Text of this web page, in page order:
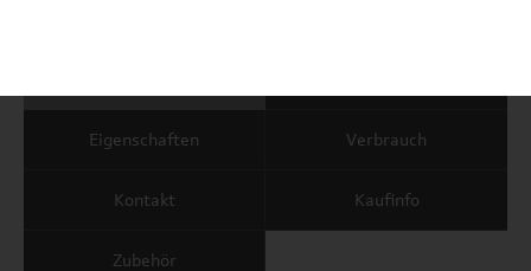
Eigenschaften Verbrauch
Kontakt Kaufinfo
Zubehör